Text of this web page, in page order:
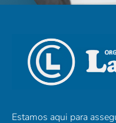
Estamos aqui para